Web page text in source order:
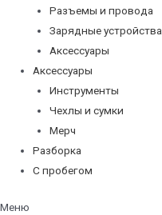
Разъемы и провода
Зарядные устройства
Аксессуары
Аксессуары
Инструменты
Чехлы и сумки
Мерч
Разборка
С пробегом
Меню